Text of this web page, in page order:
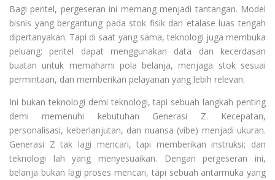
Bagi peritel, pergeseran ini memang menjadi tantangan. Model
bisnis yang bergantung pada stok fisik dan etalase luas tengah
dipertanyakan. Tapi di saat yang sama, teknologi juga membuka
peluang: peritel dapat menggunakan data dan kecerdasan
buatan untuk memahami pola belanja, menjaga stok sesuai
permintaan, dan memberikan pelayanan yang lebih relevan.
Ini bukan teknologi demi teknologi, tapi sebuah langkah penting
demi memenuhi kebutuhan Generasi Z. Kecepatan,
personalisasi, keberlanjutan, dan nuansa (vibe) menjadi ukuran.
Generasi Z tak lagi mencari, tapi memberikan instruksi; dan
teknologi lah yang menyesuaikan. Dengan pergeseran ini,
belanja bukan lagi proses mencari, tapi sebuah antarmuka yang